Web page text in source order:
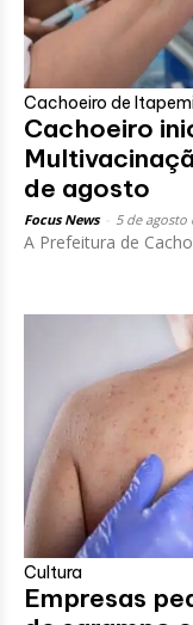
Cachoeiro de
Cachoeiro
de agosto
Focus News 5 de agosto
A Prefeitura de
Cultura
Empresas